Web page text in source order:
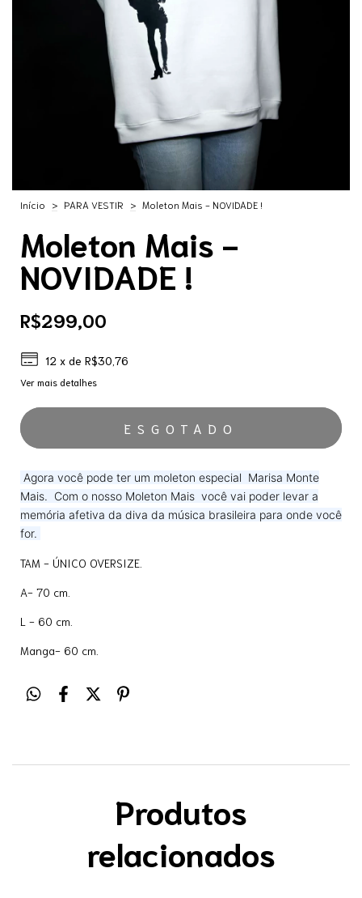
Início > PARA VESTIR > Moleton Mais - NOVIDADE !
Moleton Mais -
NOVIDADE !
R$299,00
12 x deR$30,76
Ver mais detalhes
Agora você pode ter um moleton especial Marisa Monte
Mais. Com o nosso Moleton Mais você vai poder levar a
memória afetiva da diva da música brasileira para onde você
for.
TAM - ÚNICO OVERSIZE.
A- 70 cm.
L - 60 cm.
Manga- 60 cm.
Produtos
relacionados